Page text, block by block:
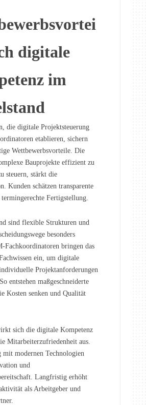
digitale
im
die digitale Projektsteuerung
etablieren, sichern
Wettbewerbsvorteile. Die
Bauprojekte effizient zu
steuern, stärkt die
Kunden schätzen transparente
Fertigstellung.
sind flexible Strukturen und
besonders
Fachkoordinatoren bringen das
ein, um digitale
Projektanforderungen
entstehen maßgeschneiderte
Kosten senken und Qualität
sich die digitale Kompetenz
Mitarbeiterzufriedenheit aus.
mit modernen Technologien
und
Langfristig erhöht
als Arbeitgeber und